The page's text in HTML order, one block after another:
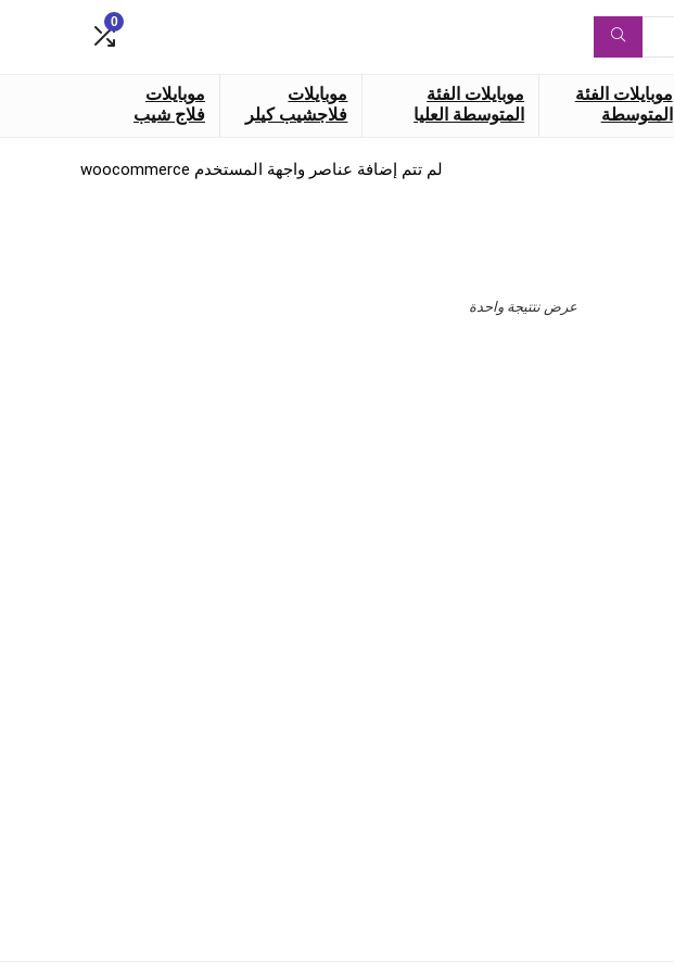
0
موبايلات الفئة
المتوسطة
موبايلات الفئة
المتوسطة العليا
موبايلات
فلاجشيب كيلر
موبايلات
فلاج شيب
عرض نتتيجة واحدة
لم تتم إضافة عناصر واجهة المستخدم woocommerce